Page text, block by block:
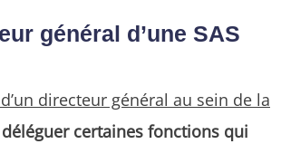
général d’une SAS
directeur général au sein de la
certaines fonctions qui